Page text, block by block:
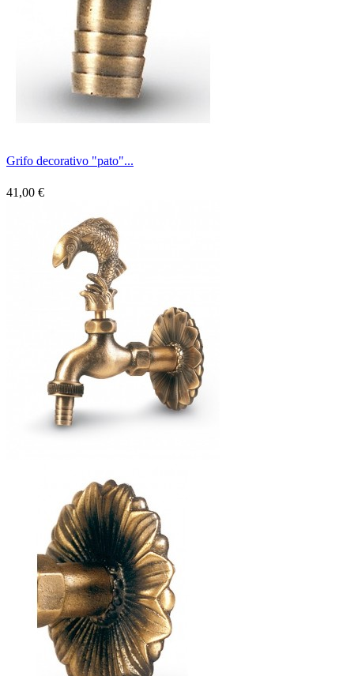
Grifo decorativo "pato"...
41,00 €